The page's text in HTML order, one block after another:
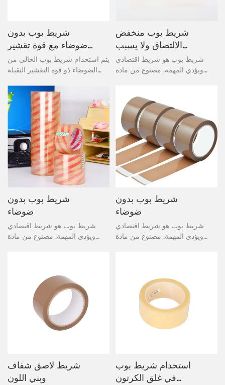
شريط بوب بدون
ضوضاء مع قوة تقشير
عالية
يتم استخدام شريط بوب الخالي من
الضوضاء ذو ​​قوة التقشير الثقيلة
الإلكتروني عالي الالتصاق والتعبئة
للثلاجة. الميزة: مقاومة للماء،
ومقاومة درجات الحرارة العالية أو
المنخفضة
شريط بوب منخفض
الالتصاق ولا يسبب
ضوضاء
شريط بوب هو شريط اقتصادي
ويؤدي المهمة. مصنوع من مادة
الفور ويوفر ختمًا رائعًا. يعتبر شريطًا
خاصًا عالي الأداء مخصصًا لأصعب
الوظائف. يسمح الإصدار السريع
والسهل بإحكام أسرع.
شريط بوب بدون
ضوضاء
شريط بوب هو شريط اقتصادي
ويؤدي المهمة. مصنوع من مادة
خاصًا عالي الأداء مخصصًا لأصعب
الوظائف. يسمح الإصدار السريع
شريط بوب بدون
ضوضاء
شريط بوب هو شريط اقتصادي
ويؤدي المهمة. مصنوع من مادة
خاصًا عالي الأداء مخصصًا لأصعب
الوظائف. يسمح الإصدار السريع
شريط لاصق شفاف
وبني اللون
استخدام شريط بوب
في غلق الكرتون